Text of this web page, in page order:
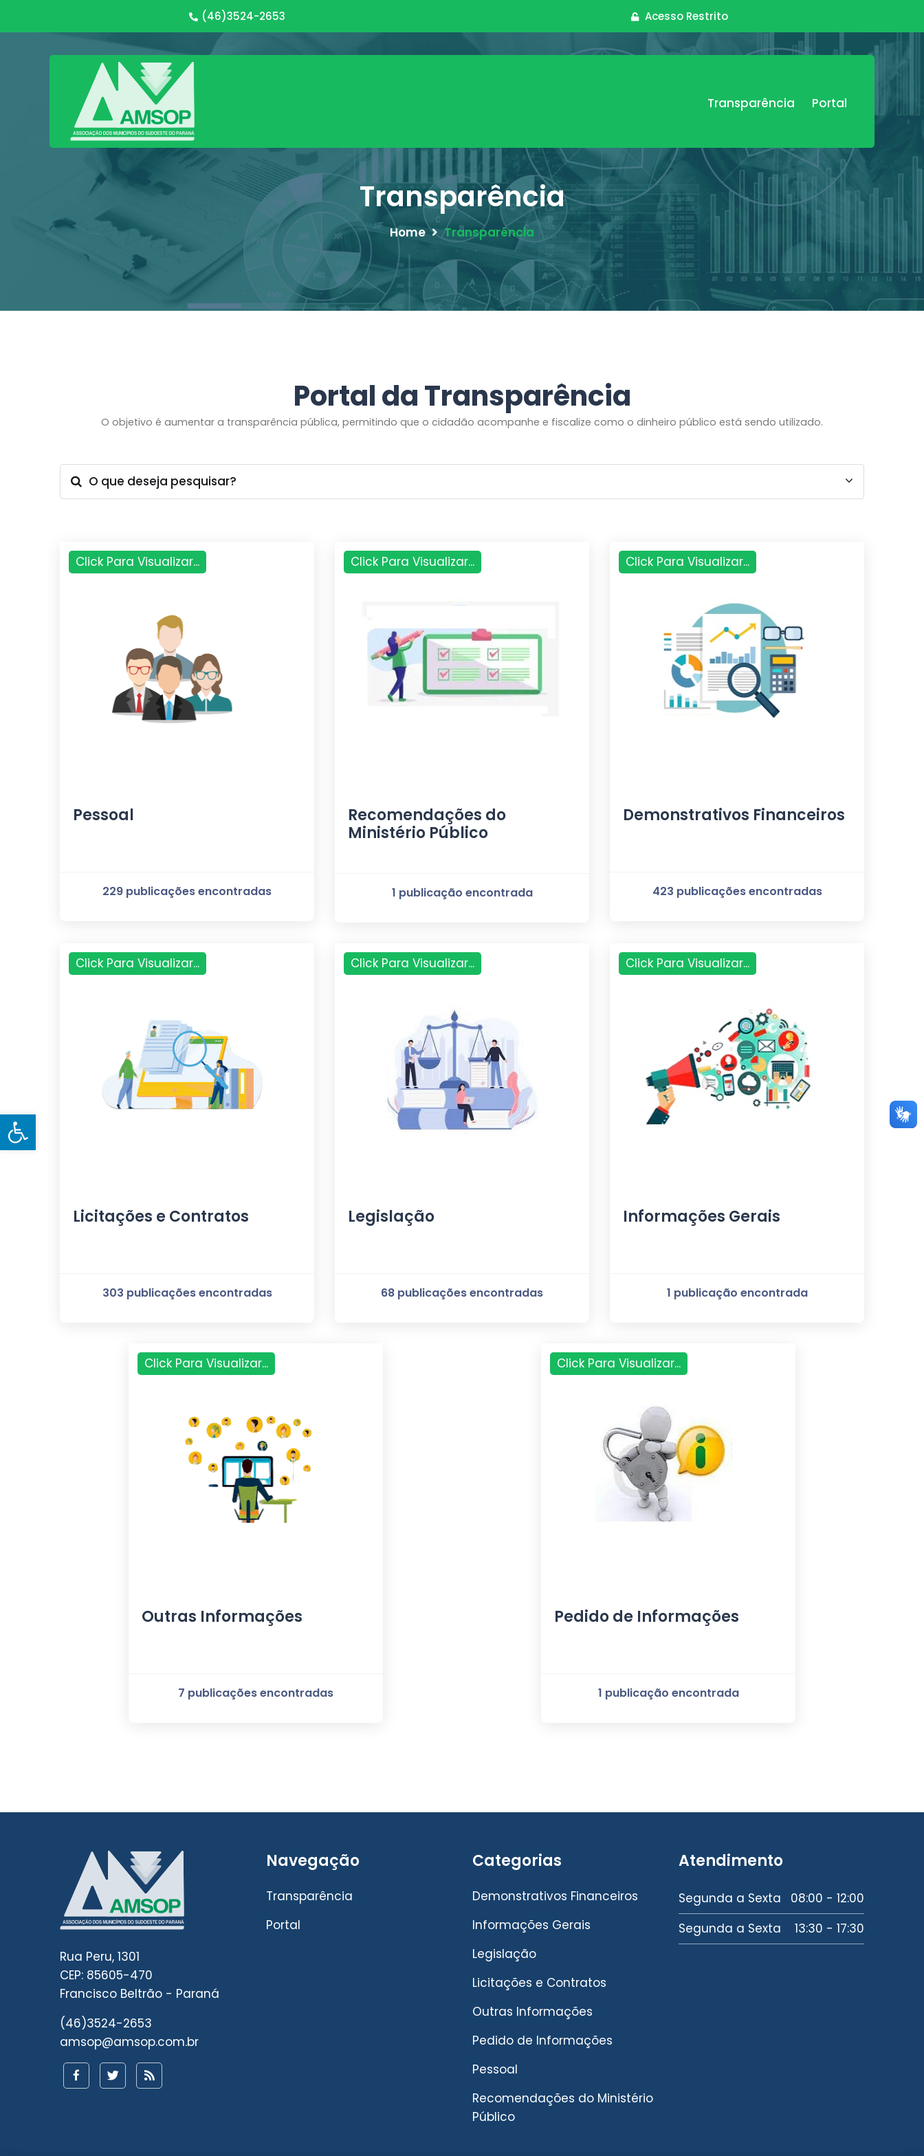
Open toolbar
(46)3524-2653 Acesso Restrito
Transparência Portal
Transparência
Home Transparência
Portal da Transparência
O objetivo é aumentar a transparência pública, permitindo que o cidadão acompanhe e fiscalize como o dinheiro público está sendo utilizado.
O que deseja pesquisar?
Click Para Visualizar...
Pessoal
229 publicações encontradas
Click Para Visualizar...
Recomendações do
Ministério Público
1 publicação encontrada
Click Para Visualizar...
Demonstrativos Financeiros
423 publicações encontradas
Click Para Visualizar...
Licitações e Contratos
303 publicações encontradas
Click Para Visualizar...
Legislação
68 publicações encontradas
Click Para Visualizar...
Informações Gerais
1 publicação encontrada
Click Para Visualizar...
Outras Informações
7 publicações encontradas
Click Para Visualizar...
Pedido de Informações
1 publicação encontrada
Rua Peru, 1301
CEP: 85605-470
Francisco Beltrão - Paraná
(46)3524-2653
amsop@amsop.com.br
Navegação
Transparência
Portal
Categorias
Demonstrativos Financeiros
Informações Gerais
Legislação
Licitações e Contratos
Outras Informações
Pedido de Informações
Pessoal
Recomendações do Ministério
Público
Atendimento
Segunda a Sexta
08:00 - 12:00
Segunda a Sexta
13:30 - 17:30